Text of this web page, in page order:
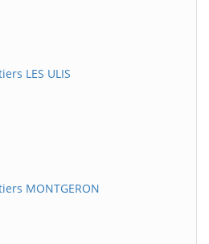
LES ULIS
MONTGERON